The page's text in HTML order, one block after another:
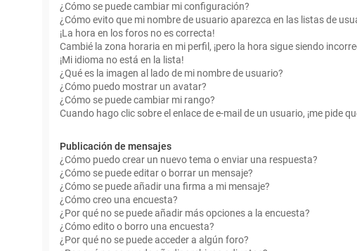
¿Cómo se puede cambiar mi configuración?
¿Cómo evito que mi nombre de usuario aparezca en las listas de
¡La hora en los foros no es correcta!
Cambié la zona horaria en mi perfil, ¡pero la hora sigue siendo
¡Mi idioma no está en la lista!
¿Qué es la imagen al lado de mi nombre de usuario?
¿Cómo puedo mostrar un avatar?
¿Cómo se puede cambiar mi rango?
Cuando hago clic sobre el enlace de e-mail de un usuario, ¡me pide
Publicación de mensajes
¿Cómo puedo crear un nuevo tema o enviar una respuesta?
¿Cómo se puede editar o borrar un mensaje?
¿Cómo se puede añadir una firma a mi mensaje?
¿Cómo creo una encuesta?
¿Por qué no se puede añadir más opciones a la encuesta?
¿Cómo edito o borro una encuesta?
¿Por qué no se puede acceder a algún foro?